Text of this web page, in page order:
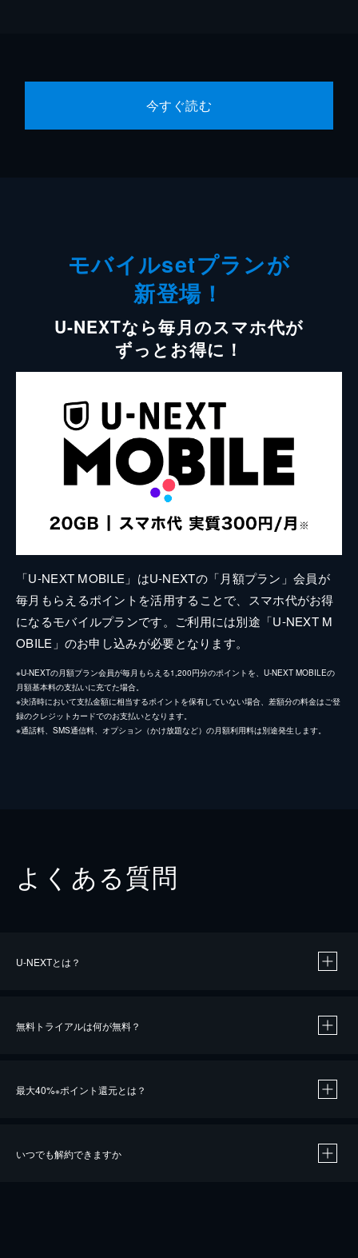
今すぐ読む
モバイルsetプランが
新登場！
U-NEXTなら毎月のスマホ代が
ずっとお得に！
「U-NEXT MOBILE」はU-NEXTの「月額プラン」会員が
毎月もらえるポイントを活用することで、スマホ代がお得
になるモバイルプランです。ご利用には別途「U-NEXT M
OBILE」のお申し込みが必要となります。
※U-NEXTの月額プラン会員が毎月もらえる1,200円分のポイントを、U-NEXT MOBILEの
月額基本料の支払いに充てた場合。
※決済時において支払金額に相当するポイントを保有していない場合、差額分の料金はご登
録のクレジットカードでのお支払いとなります。
※通話料、SMS通信料、オプション（かけ放題など）の月額利用料は別途発生します。
よくある質問
U-NEXTとは？
無料トライアルは何が無料？
最大40%※ポイント還元とは？
いつでも解約できますか